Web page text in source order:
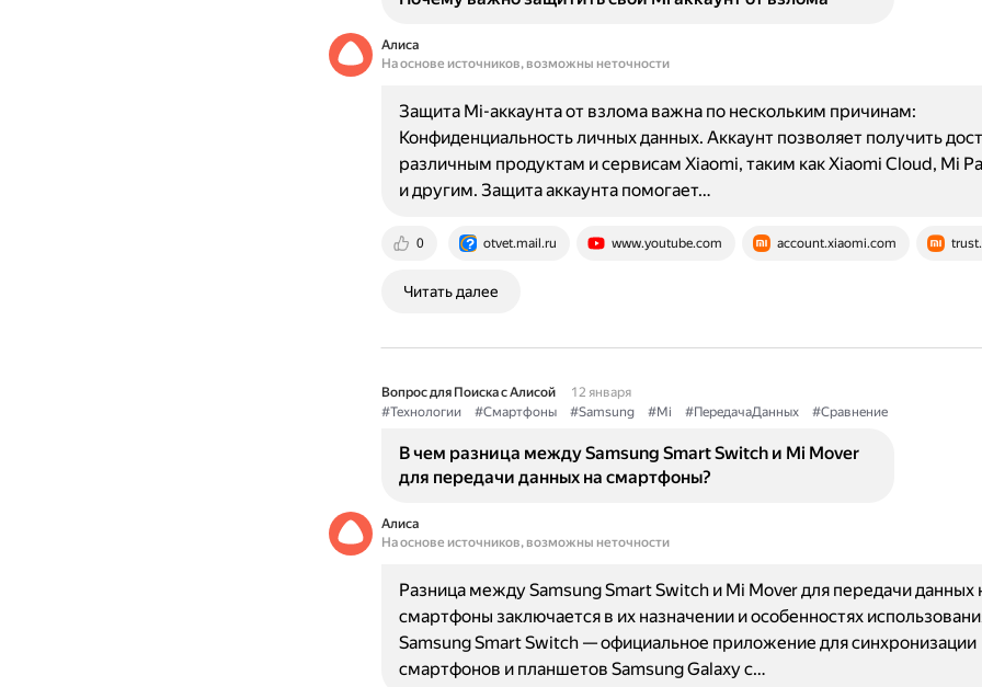
Алиса
На основе источников, возможны неточности
0 otvet.mail.ru www.youtube.com account.xiaomi.com
Защита Mi-аккаунта от взлома важна по нескольким причинам:
Конфиденциальность личных данных. Аккаунт позволяет получить
различным продуктам и сервисам Xiaomi, таким как Xiaomi Cloud, Mi
и другим. Защита аккаунта помогает…
Читать далее
Вопрос для Поиска с Алисой
12 января
#Технологии
#Смартфоны #Samsung #Mi #ПередачаДанных #Сравнение
В чем разница между Samsung Smart Switch и Mi Mover
для передачи данных на смартфоны?
Алиса
На основе источников, возможны неточности
Разница между Samsung Smart Switch и Mi Mover для передачи данных
смартфоны заключается в их назначении и особенностях
Samsung Smart Switch — официальное приложение для синхронизации
смартфонов и планшетов Samsung Galaxy с…